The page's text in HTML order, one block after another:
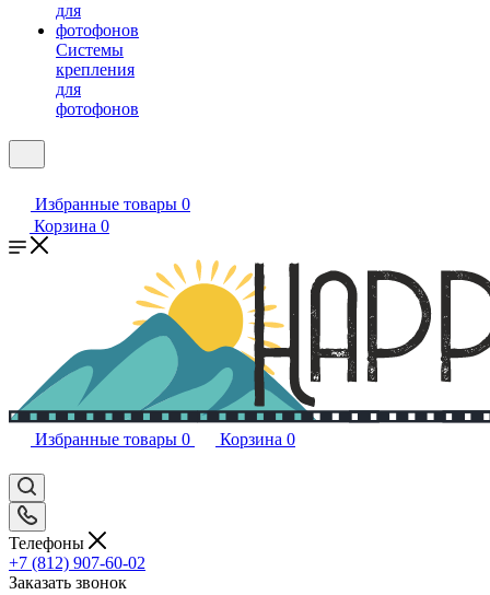
Системы
крепления
для
фотофонов
Избранные товары 0
Корзина 0
Избранные товары 0 Корзина 0
Телефоны
+7 (812) 907-60-02
Заказать звонок